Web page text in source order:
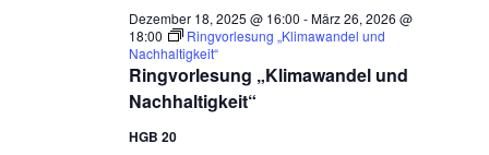
Ringvorlesung „Klimawandel und
Nachhaltigkeit“
Dezember 18, 2025 @ 16:00 -März 26, 2026 @
18:00
Ringvorlesung „Klimawandel und
Nachhaltigkeit“
HGB 20